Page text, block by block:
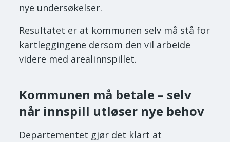
nye undersøkelser.
Resultatet er at kommunen selv må stå for
kartleggingene dersom den vil arbeide
videre med arealinnspillet.
Kommunen må betale – selv
når innspill utløser nye behov
Departementet gjør det klart at